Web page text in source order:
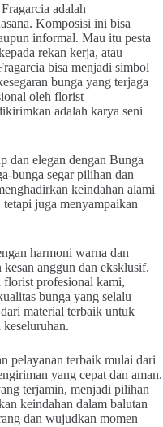
adalah
Komposisi ini bisa
informal. Mau itu pesta
rekan kerja, atau
bisa menjadi simbol
bunga yang terjaga
oleh florist
adalah karya seni
dan elegan dengan Bunga
bunga segar pilihan dan
keindahan alami
juga menyampaikan
harmoni warna dan
anggun dan eksklusif.
florist profesional kami,
bunga yang selalu
material terbaik untuk
pelayanan terbaik mulai dari
yang cepat dan aman.
terjamin, menjadi pilihan
keindahan dalam balutan
dan wujudkan momen